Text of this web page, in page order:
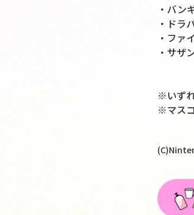
・バン
・ドラ
・ファ
・サザ
※いず
※マス